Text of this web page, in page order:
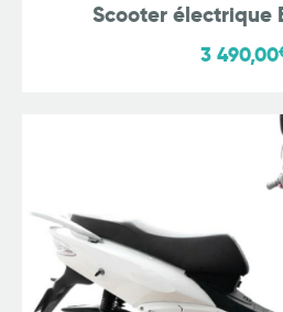
Scooter électrique
3 490,00